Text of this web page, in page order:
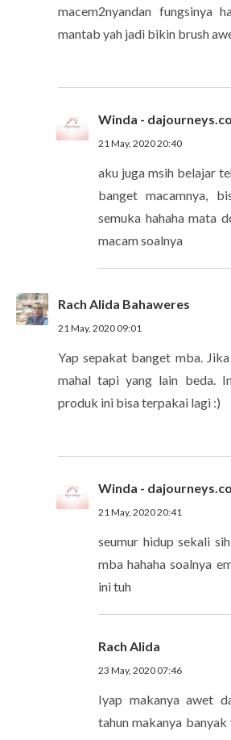
macem2nyandan fungsinya
mantab yah jadi bikin brush
Winda -
21 May, 2020 20:40
aku juga msih belajar
banget macamnya,
semuka hahaha mata
macam soalnya
Rach Alida Bahaweres
21 May, 2020 09:01
Yap sepakat banget mba.
mahal tapi yang lain beda.
produk ini bisa terpakai lagi :)
Winda -
21 May, 2020 20:41
seumur hidup sekali
mba hahaha soalnya
ini tuh
Rach Alida
23 May, 2020 07:46
Iyap makanya awet
tahun makanya